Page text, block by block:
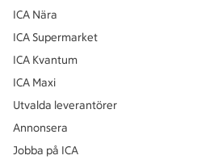
ICA Nära
ICA Supermarket
ICA Kvantum
ICA Maxi
Utvalda leverantörer
Annonsera
Jobba på ICA